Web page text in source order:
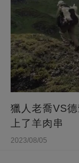
獵人老喬VS
上了羊肉串
2023/08/05